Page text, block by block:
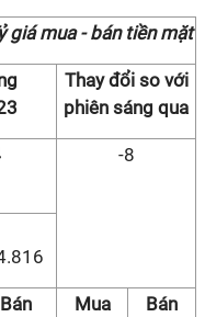
giá mua - bán tiền mặt
Thay đổi so với
phiên sáng qua
-8
Bán Mua Bán